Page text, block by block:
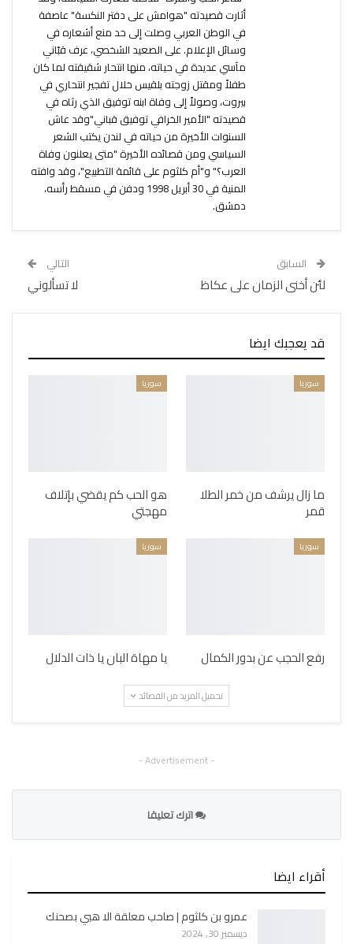
أثارت قصيدته "هوامش على دفتر النكسة" عاصفة
في الوطن العربي وصلت إلى حد منع أشعاره في
وسائل الإعلام. على الصعيد الشخصي، عرف قبّاني
مآسي عديدة في حياته، منها انتحار شقيقته لما كان
طفلاً ومقتل زوجته بلقيس خلال تفجير انتحاري في
بيروت، وصولاً إلى وفاة ابنه توفيق الذي رثاه في
قصيدته "الأمير الخرافي توفيق قباني"وقد عاش
السنوات الأخيرة من حياته في لندن يكتب الشعر
السياسي ومن قصائده الأخيرة "متى يعلنون وفاة
العرب؟" و"أم كلثوم على قائمة التطبيع"، وقد وافته
المنية في 30 أبريل 1998 ودفن في مسقط رأسه،
دمشق.
السابق
لئن أخنى الزمان على عكاظ
التالي
لا تسألوني
قد يعجبك ايضا
سوريا
ما زال يرشف من خمر الطلا
قمر
سوريا
هو الحب كم يقضي بإتلاف
مهجتي
سوريا
رفع الحجب عن بدور الكمال
سوريا
يا مهاة البان يا ذات الدلال
تحميل المزيد من القصائد
- Advertisement -
اترك تعليقا
أقراء ايضا
عمرو بن كلثوم | صاحب معلقة الا هبي بصحنك
ديسمبر 30, 2024